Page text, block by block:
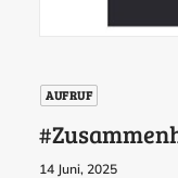
AUFRUF
14 Juni, 2025